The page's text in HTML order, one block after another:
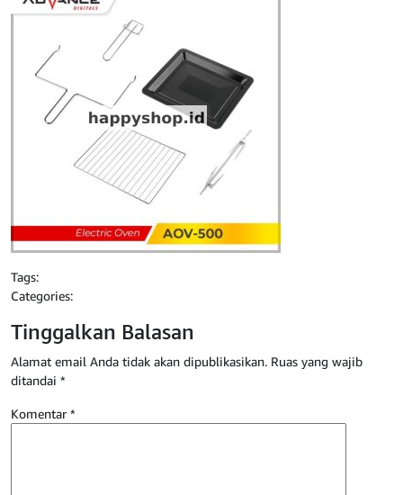
Tags:
Categories:
Tinggalkan Balasan
Alamat email Anda tidak akan dipublikasikan. Ruas yang wajib
ditandai *
Komentar *